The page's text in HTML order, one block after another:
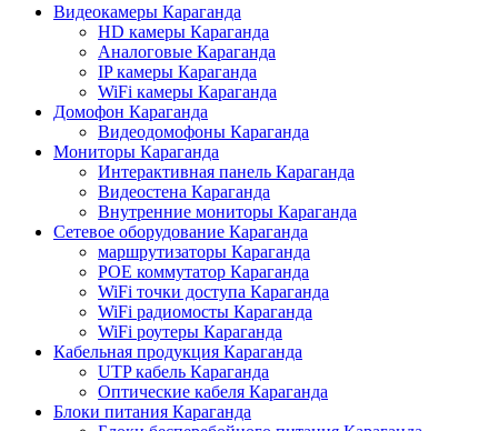
Видеокамеры Караганда
HD камеры Караганда
Аналоговые Караганда
IP камеры Караганда
WiFi камеры Караганда
Домофон Караганда
Видеодомофоны Караганда
Мониторы Караганда
Интерактивная панель Караганда
Видеостена Караганда
Внутренние мониторы Караганда
Сетевое оборудование Караганда
маршрутизаторы Караганда
POE коммутатор Караганда
WiFi точки доступа Караганда
WiFi радиомосты Караганда
WiFi роутеры Караганда
Кабельная продукция Караганда
UTP кабель Караганда
Оптические кабеля Караганда
Блоки питания Караганда